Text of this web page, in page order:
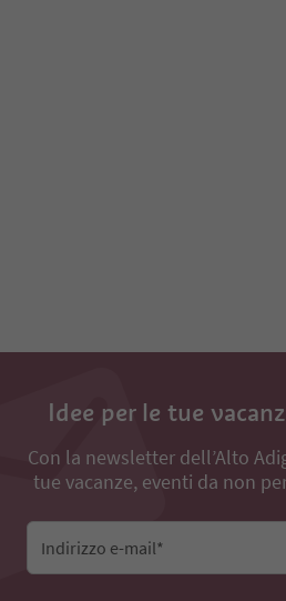
Idee per le tue
Con la newsletter dell’Alto
tue vacanze, eventi da non
Indirizzo e-mail*